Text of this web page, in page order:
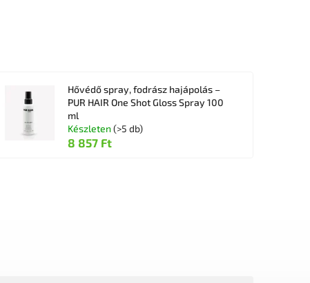
Hővédő spray, fodrász hajápolás –
PUR HAIR One Shot Gloss Spray 100
ml
Készleten (>5 db)
8 857 Ft